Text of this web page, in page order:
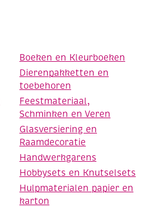
Boeken en Kleurboeken
Dierenpakketten en
toebehoren
Feestmateriaal,
Schminken en Veren
Glasversiering en
Raamdecoratie
Handwerkgarens
Hobbysets en Knutselsets
Hulpmaterialen papier en
karton